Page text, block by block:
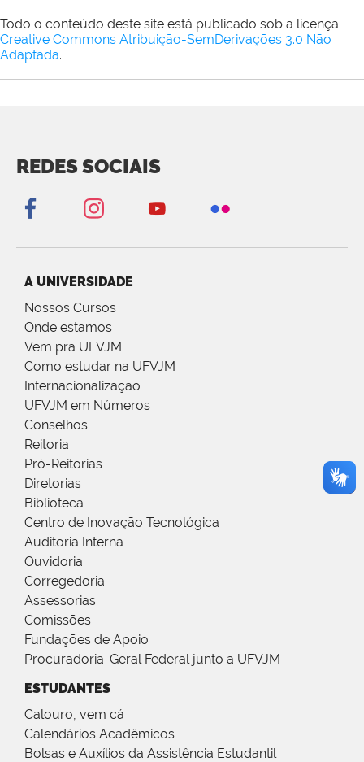
Todo o conteúdo deste site está publicado sob a licença
Creative Commons Atribuição-SemDerivações 3.0 Não
Adaptada.
REDES SOCIAIS
A UNIVERSIDADE
Nossos Cursos
Onde estamos
Vem pra UFVJM
Como estudar na UFVJM
Internacionalização
UFVJM em Números
Conselhos
Reitoria
Pró-Reitorias
Diretorias
Biblioteca
Centro de Inovação Tecnológica
Auditoria Interna
Ouvidoria
Corregedoria
Assessorias
Comissões
Fundações de Apoio
Procuradoria-Geral Federal junto a UFVJM
ESTUDANTES
Calouro, vem cá
Calendários Acadêmicos
Bolsas e Auxílios da Assistência Estudantil